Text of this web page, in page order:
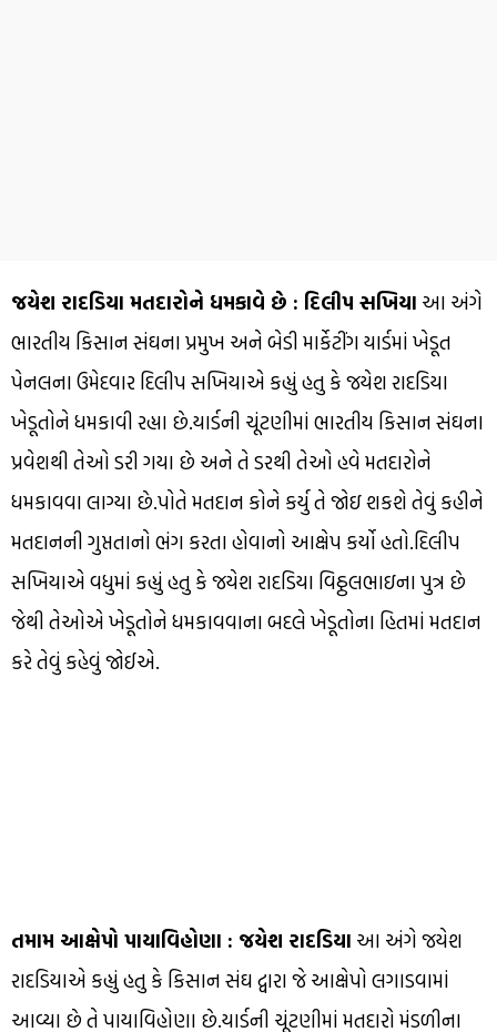
જયેશ રાદડિયા મતદારોને ધમકાવે છે : દિલીપ સખિયા આ અંગે
ભારતીય કિસાન સંઘના પ્રમુખ અને બેડી માર્કેટીંગ યાર્ડમાં ખેડૂત
પેનલના ઉમેદવાર દિલીપ સખિયાએ કહ્યું હતુ કે જયેશ રાદડિયા
ખેડૂતોને ધમકાવી રહ્યા છે.યાર્ડની ચૂંટણીમાં ભારતીય કિસાન સંઘના
પ્રવેશથી તેઓ ડરી ગયા છે અને તે ડરથી તેઓ હવે મતદારોને
ધમકાવવા લાગ્યા છે.પોતે મતદાન કોને કર્યુ તે જોઇ શકશે તેવું કહીને
મતદાનની ગુપ્તતાનો ભંગ કરતા હોવાનો આક્ષેપ કર્યો હતો.દિલીપ
સખિયાએ વધુમાં કહ્યું હતુ કે જયેશ રાદડિયા વિઠ્ઠલભાઇના પુત્ર છે
જેથી તેઓએ ખેડૂતોને ધમકાવવાના બદલે ખેડૂતોના હિતમાં મતદાન
કરે તેવું કહેવું જોઈએ.
તમામ આક્ષેપો પાયાવિહોણા : જયેશ રાદડિયા આ અંગે જયેશ
રાદડિયાએ કહ્યું હતુ કે કિસાન સંઘ દ્વારા જે આક્ષેપો લગાડવામાં
આવ્યા છે તે પાયાવિહોણા છે.યાર્ડની ચૂંટણીમાં મતદારો મંડળીના